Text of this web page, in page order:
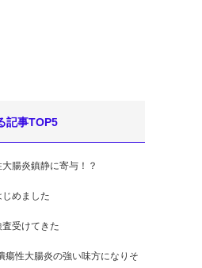
記事TOP5
腸炎鎮静に寄与！？
めました
受けてきた
瘍性大腸炎の強い味方になりそ